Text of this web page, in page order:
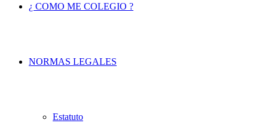
¿ COMO ME COLEGIO ?
NORMAS LEGALES
Estatuto